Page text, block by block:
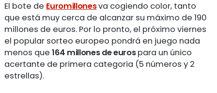
El bote de Euromillonesva cogiendo color, tanto
que está muy cerca de alcanzar su máximo de 190
millones de euros. Por lo pronto, el próximo viernes
el popular sorteo europeo pondrá en juego nada
menos que164 millones de eurospara un único
acertante de primera categoria (5 números y 2
estrellas).